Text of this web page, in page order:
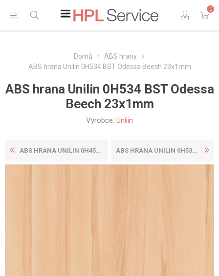
0
Domů
ABS hrany
ABS hrana Unilin 0H534 BST Odessa Beech 23x1mm
ABS hrana Unilin 0H534 BST Odessa
Beech 23x1mm
Výrobce: Unilin
ABS HRANA UNILIN 0H450 V9A ... ABS HRANA UNILIN 0H534 BST ...